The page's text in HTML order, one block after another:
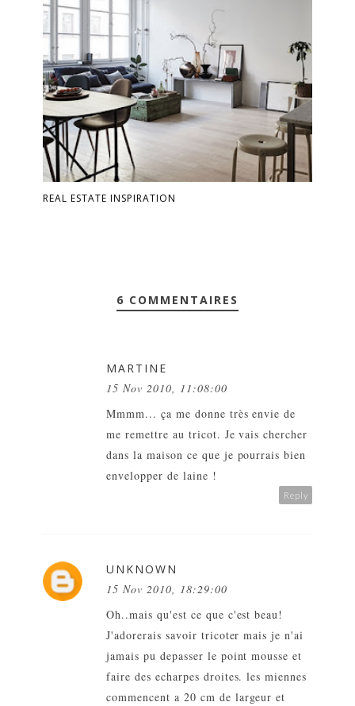
REAL ESTATE INSPIRATION
6 COMMENTAIRES
MARTINE
15 Nov 2010, 11:08:00
Mmmm... ça me donne très envie de
me remettre au tricot. Je vais chercher
dans la maison ce que je pourrais bien
envelopper de laine !
Reply
UNKNOWN
15 Nov 2010, 18:29:00
Oh..mais qu'est ce que c'est beau!
J'adorerais savoir tricoter mais je n'ai
jamais pu depasser le point mousse et
faire des echarpes droites. les miennes
commencent a 20 cm de largeur et